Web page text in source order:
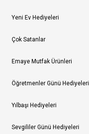
Yeni Ev Hediyeleri
Çok Satanlar
Emaye Mutfak Ürünleri
Öğretmenler Günü Hediyeleri
Yılbaşı Hediyeleri
Sevgililer Günü Hediyeleri